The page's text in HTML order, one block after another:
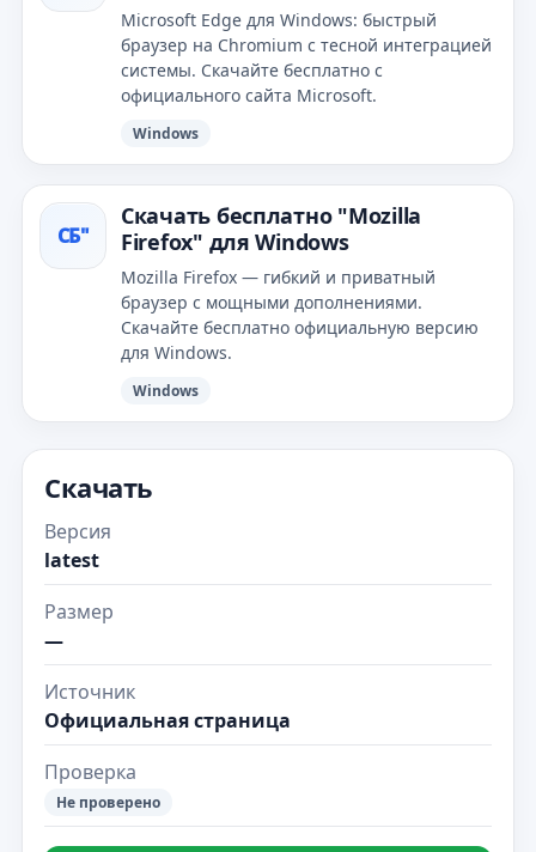
Microsoft Edge для Windows: быстрый
браузер на Chromium с тесной интеграцией
системы. Скачайте бесплатно с
официального сайта Microsoft.
Windows
СБ"
Скачать бесплатно "Mozilla
Firefox" для Windows
Mozilla Firefox — гибкий и приватный
браузер с мощными дополнениями.
Скачайте бесплатно официальную версию
для Windows.
Windows
Скачать
Версия
latest
Размер
—
Источник
Официальная страница
Проверка
Не проверено